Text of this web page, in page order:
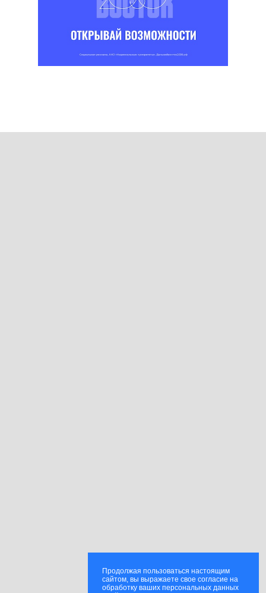
Продолжая пользоваться настоящим
сайтом, вы выражаете свое согласие на
обработку ваших персональных данных